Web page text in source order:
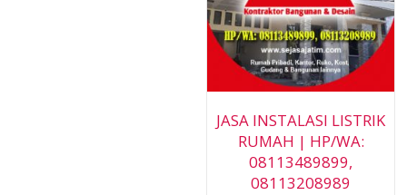
JASA INSTALASI LISTRIK
RUMAH | HP/WA:
08113489899,
08113208989